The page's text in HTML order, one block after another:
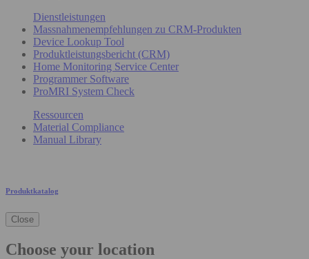
Dienstleistungen
Massnahmenempfehlungen zu CRM-Produkten
Device Lookup Tool
Produktleistungsbericht (CRM)
Home Monitoring Service Center
Programmer Software
ProMRI System Check
Ressourcen
Material Compliance
Manual Library
Produktkatalog
Close
Choose your location